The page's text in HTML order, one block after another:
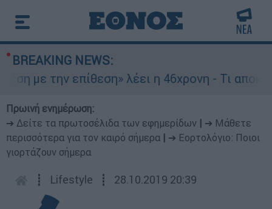
BREAKING NEWS:
με την επίθεση» λέει η 46χρονη - Τι
Πρωινή ενημέρωση:
➔ Δείτε τα πρωτοσέλιδα των εφημερίδων
➔ Μάθετε
περισσότερα για τον καιρό σήμερα
➔ Εορτολόγιο: Ποιοι
γιορτάζουν σήμερα
┋ Lifestyle ┋ 28.10.2019 20:39